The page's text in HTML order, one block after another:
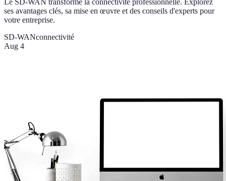
ses avantages clés, sa mise en œuvre et des conseils d'experts pour
votre entreprise.
SD-WANconnectivité
Aug 4